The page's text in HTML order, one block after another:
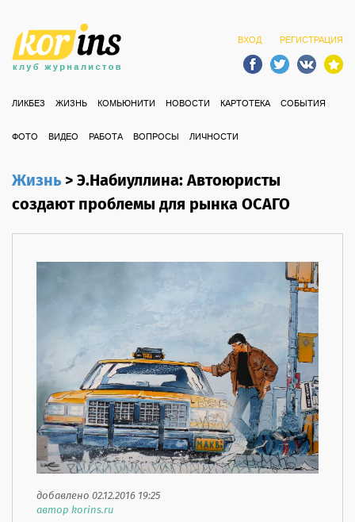
ВХОД РЕГИСТРАЦИЯ
ЛИКБЕЗ ЖИЗНЬ КОМЬЮНИТИ НОВОСТИ КАРТОТЕКА СОБЫТИЯ
ФОТО ВИДЕО РАБОТА ВОПРОСЫ ЛИЧНОСТИ
Жизнь>Э.Набиуллина: Автоюристы
создают проблемы для рынка ОСАГО
добавлено 02.12.2016 19:25
автор korins.ru